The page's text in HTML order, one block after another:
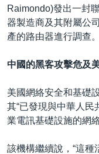
Raimondo)發出一封
器製造商及其附屬公
產的路由器進行調查。
中國的黑客攻擊危及
美國網絡安全和基礎
其“已發現與中華人
業電訊基礎設施的網
該機構繼續說，“這